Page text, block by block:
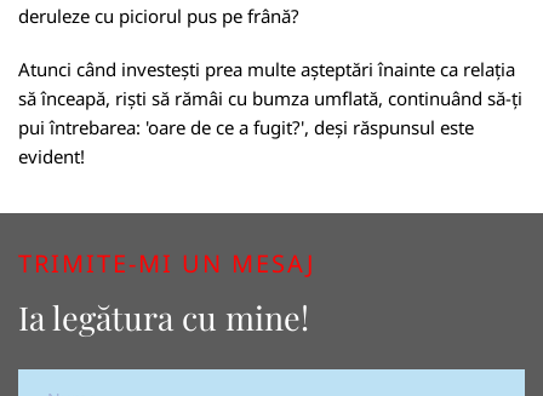
deruleze cu piciorul pus pe frână?
Atunci când investești prea multe așteptări înainte ca relația
să înceapă, riști să rămâi cu bumza umflată, continuând să-ți
pui întrebarea: 'oare de ce a fugit?', deși răspunsul este
evident!
TRIMITE-MI UN MESAJ
Ia legătura cu mine!